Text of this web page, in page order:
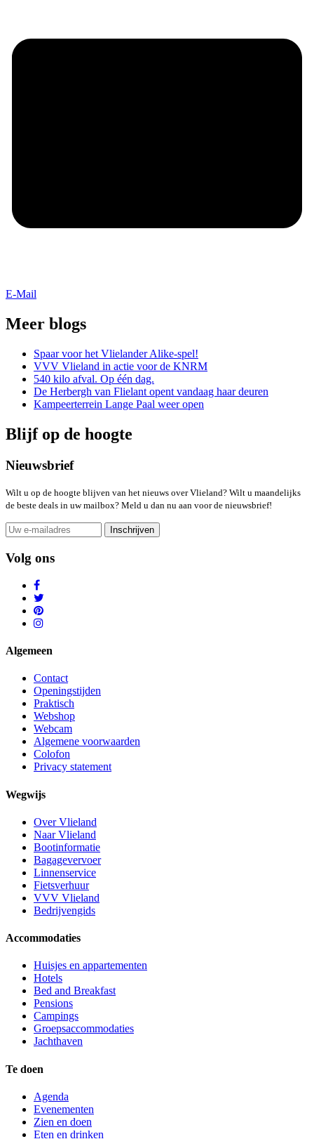
E-Mail
Meer blogs
Spaar voor het Vlielander Alike-spel!
VVV Vlieland in actie voor de KNRM
540 kilo afval. Op één dag.
De Herbergh van Flielant opent vandaag haar deuren
Kampeerterrein Lange Paal weer open
Blijf op de hoogte
Nieuwsbrief
Wilt u op de hoogte blijven van het nieuws over Vlieland? Wilt u maandelijks
de beste deals in uw mailbox? Meld u dan nu aan voor de nieuwsbrief!
Inschrijven
Volg ons
Algemeen
Contact
Openingstijden
Praktisch
Webshop
Webcam
Algemene voorwaarden
Colofon
Privacy statement
Wegwijs
Over Vlieland
Naar Vlieland
Bootinformatie
Bagagevervoer
Linnenservice
Fietsverhuur
VVV Vlieland
Bedrijvengids
Accommodaties
Huisjes en appartementen
Hotels
Bed and Breakfast
Pensions
Campings
Groepsaccommodaties
Jachthaven
Te doen
Agenda
Evenementen
Zien en doen
Eten en drinken